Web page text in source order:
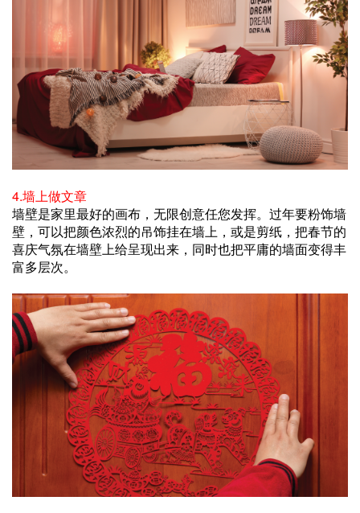
4.墙上做文章
墙壁是家里最好的画布，无限创意任您发挥。过年要粉饰墙
壁，可以把颜色浓烈的吊饰挂在墙上，或是剪纸，把春节的
喜庆气氛在墙壁上给呈现出来，同时也把平庸的墙面变得丰
富多层次。